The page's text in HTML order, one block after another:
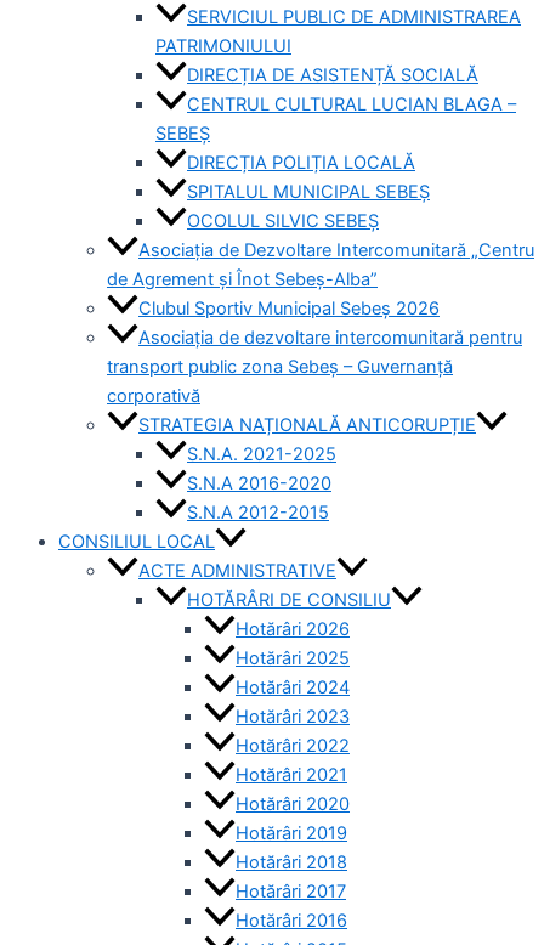
SERVICIUL PUBLIC DE ADMINISTRAREA
PATRIMONIULUI
DIRECȚIA DE ASISTENȚĂ SOCIALĂ
CENTRUL CULTURAL LUCIAN BLAGA –
SEBEȘ
DIRECȚIA POLIȚIA LOCALĂ
SPITALUL MUNICIPAL SEBEȘ
OCOLUL SILVIC SEBEȘ
Asociația de Dezvoltare Intercomunitară „Centru
de Agrement și Înot Sebeș-Alba”
Clubul Sportiv Municipal Sebeș 2026
Asociația de dezvoltare intercomunitară pentru
transport public zona Sebeș – Guvernanță
corporativă
STRATEGIA NAȚIONALĂ ANTICORUPȚIE
S.N.A. 2021-2025
S.N.A 2016-2020
S.N.A 2012-2015
CONSILIUL LOCAL
ACTE ADMINISTRATIVE
HOTĂRÂRI DE CONSILIU
Hotărâri 2026
Hotărâri 2025
Hotărâri 2024
Hotărâri 2023
Hotărâri 2022
Hotărâri 2021
Hotărâri 2020
Hotărâri 2019
Hotărâri 2018
Hotărâri 2017
Hotărâri 2016